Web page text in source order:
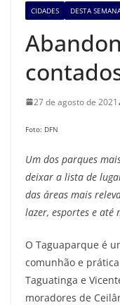
CIDADES DESTA
27 de agosto de 2021
Foto: DFN
Um dos parques
deixar a lista de
das áreas mais
lazer, esportes e até
O Taguaparque é
comunhão e
Taguatinga e
moradores de